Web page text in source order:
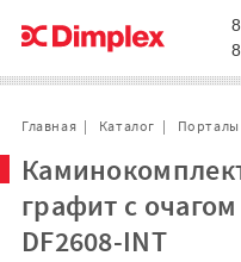
Главная Каталог Порталы
графит с
DF2608-INT